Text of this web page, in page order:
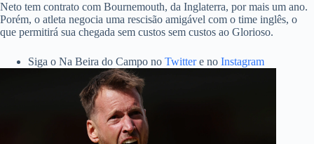
Neto tem contrato com Bournemouth, da Inglaterra, por mais um ano.
Porém, o atleta negocia uma rescisão amigável com o time inglês, o
que permitirá sua chegada sem custos sem custos ao Glorioso.
Siga o Na Beira do Campo no Twittere no Instagram